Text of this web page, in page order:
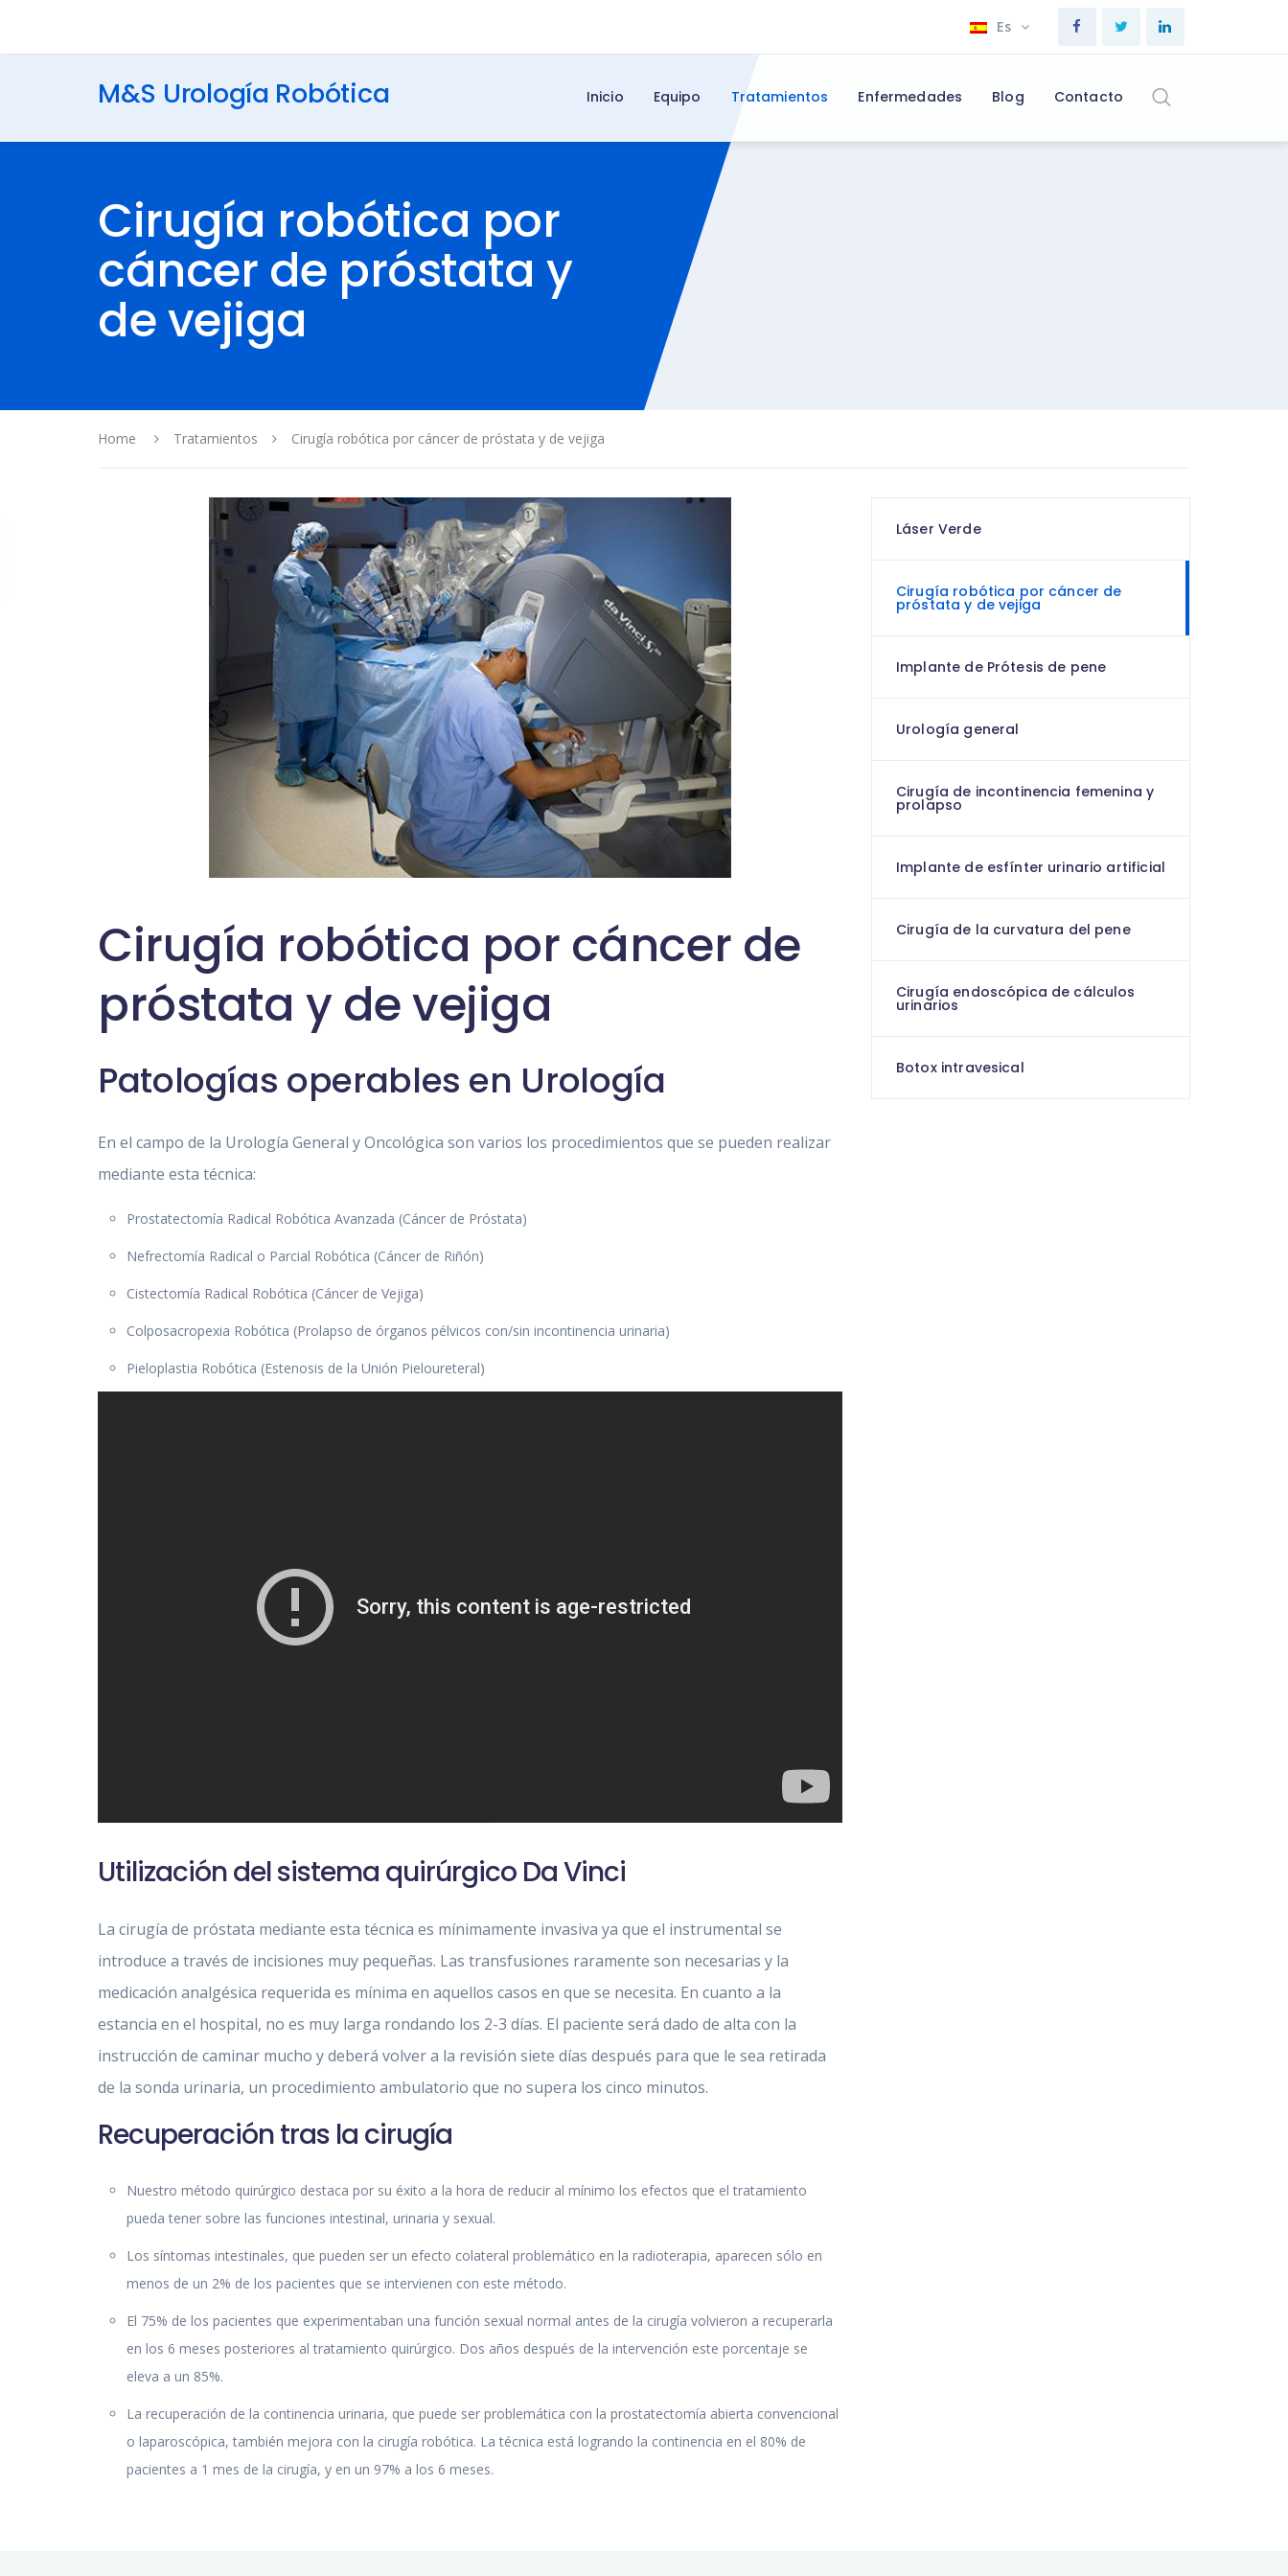
Es
M&S Urología Robótica Inicio Equipo Tratamientos Enfermedades Blog Contacto
Cirugía robótica por
cáncer de próstata y
de vejiga
Home Tratamientos Cirugía robótica por cáncer de próstata y de vejiga
Cirugía robótica por cáncer de
próstata y de vejiga
Patologías operables en Urología
En el campo de la Urología General y Oncológica son varios los procedimientos que se pueden realizar
mediante esta técnica:
Prostatectomía Radical Robótica Avanzada (Cáncer de Próstata)
Nefrectomía Radical o Parcial Robótica (Cáncer de Riñón)
Cistectomía Radical Robótica (Cáncer de Vejiga)
Colposacropexia Robótica (Prolapso de órganos pélvicos con/sin incontinencia urinaria)
Pieloplastia Robótica (Estenosis de la Unión Pieloureteral)
Utilización del sistema quirúrgico Da Vinci
La cirugía de próstata mediante esta técnica es mínimamente invasiva ya que el instrumental se
introduce a través de incisiones muy pequeñas. Las transfusiones raramente son necesarias y la
medicación analgésica requerida es mínima en aquellos casos en que se necesita. En cuanto a la
estancia en el hospital, no es muy larga rondando los 2-3 días. El paciente será dado de alta con la
instrucción de caminar mucho y deberá volver a la revisión siete días después para que le sea retirada
de la sonda urinaria, un procedimiento ambulatorio que no supera los cinco minutos.
Recuperación tras la cirugía
Nuestro método quirúrgico destaca por su éxito a la hora de reducir al mínimo los efectos que el tratamiento
pueda tener sobre las funciones intestinal, urinaria y sexual.
Los síntomas intestinales, que pueden ser un efecto colateral problemático en la radioterapia, aparecen sólo en
menos de un 2% de los pacientes que se intervienen con este método.
El 75% de los pacientes que experimentaban una función sexual normal antes de la cirugía volvieron a recuperarla
en los 6 meses posteriores al tratamiento quirúrgico. Dos años después de la intervención este porcentaje se
eleva a un 85%.
La recuperación de la continencia urinaria, que puede ser problemática con la prostatectomía abierta convencional
o laparoscópica, también mejora con la cirugía robótica. La técnica está logrando la continencia en el 80% de
pacientes a 1 mes de la cirugía, y en un 97% a los 6 meses.
Láser Verde
Cirugía robótica por cáncer de
próstata y de vejiga
Implante de Prótesis de pene
Urología general
Cirugía de incontinencia femenina y
prolapso
Implante de esfínter urinario artificial
Cirugía de la curvatura del pene
Cirugía endoscópica de cálculos
urinarios
Botox intravesical